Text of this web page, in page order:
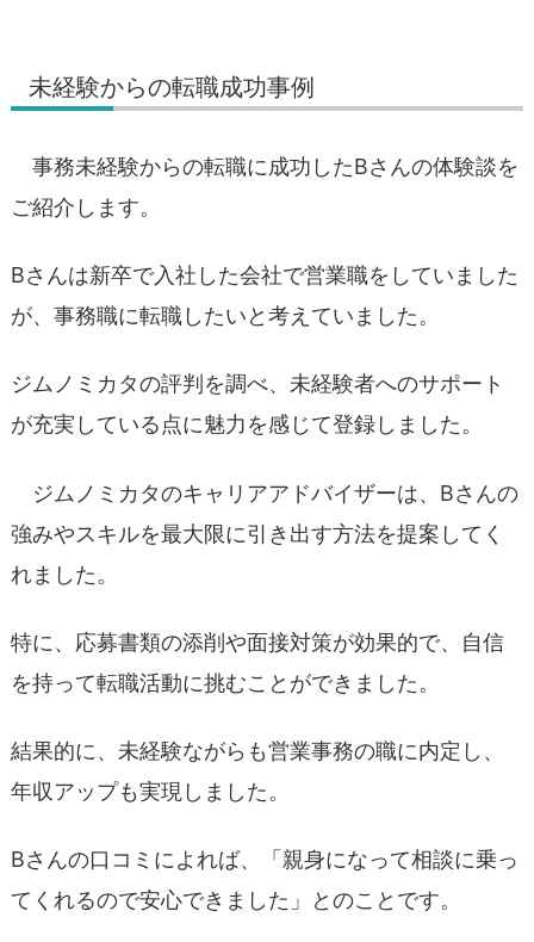
未経験からの転職成功事例
事務未経験からの転職に成功したBさんの体験談を
ご紹介します。
Bさんは新卒で入社した会社で営業職をしていました
が、事務職に転職したいと考えていました。
ジムノミカタの評判を調べ、未経験者へのサポート
が充実している点に魅力を感じて登録しました。
ジムノミカタのキャリアアドバイザーは、Bさんの
強みやスキルを最大限に引き出す方法を提案してく
れました。
特に、応募書類の添削や面接対策が効果的で、自信
を持って転職活動に挑むことができました。
結果的に、未経験ながらも営業事務の職に内定し、
年収アップも実現しました。
Bさんの口コミによれば、「親身になって相談に乗っ
てくれるので安心できました」とのことです。